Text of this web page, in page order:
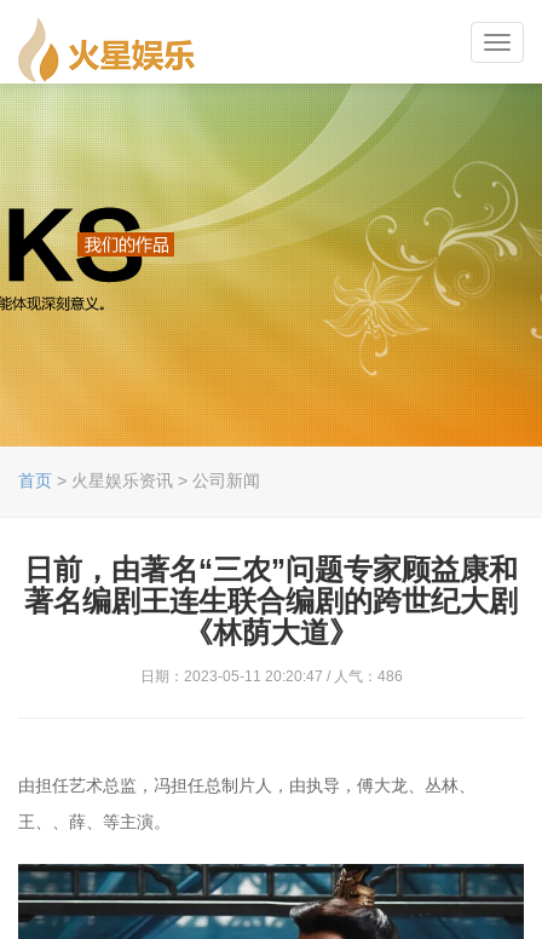
首页 > 火星娱乐资讯 > 公司新闻
日前，由著名“三农”问题专家顾益康和
著名编剧王连生联合编剧的跨世纪大剧
《林荫大道》
日期：2023-05-11 20:20:47 / 人气：486
由担任艺术总监，冯担任总制片人，由执导，傅大龙、丛林、
王、、薛、等主演。